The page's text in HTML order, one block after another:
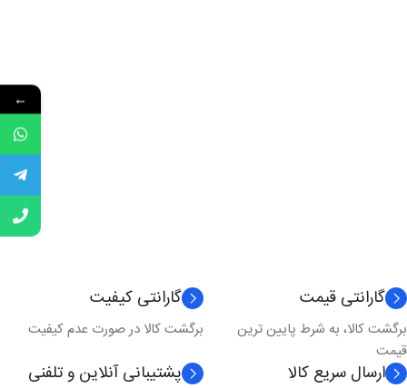
گارانتی قیمت
برگشت کالا، به شرط پایین ترین
قیمت
گارانتی کیفیت
برگشت کالا در صورت عدم کیفیت
ارسال سریع کالا پشتیبانی آنلاین و تلفنی
←